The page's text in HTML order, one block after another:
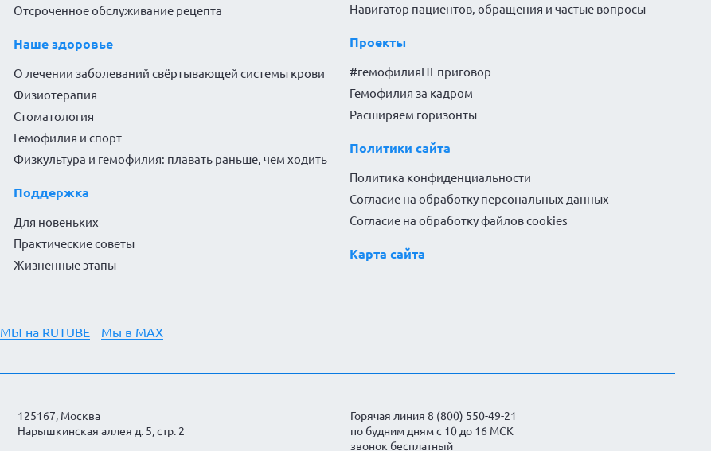
Отсроченное обслуживание рецепта
Наше здоровье
О лечении заболеваний свёртывающей системы крови
Физиотерапия
Стоматология
Гемофилия и спорт
Физкультура и гемофилия: плавать раньше, чем ходить
Поддержка
Для новеньких
Практические советы
Жизненные этапы
Навигатор пациентов, обращения и частые вопросы
Проекты
#гемофилияНЕприговор
Гемофилия за кадром
Расширяем горизонты
Политики сайта
Политика конфиденциальности
Согласие на обработку персональных данных
Согласие на обработку файлов cookies
Карта сайта
МЫ на RUTUBE Мы в MAX
125167, Москва
Нарышкинская аллея д. 5, стр. 2
Горячая линия 8 (800) 550-49-21
по будним дням с 10 до 16 МСК
звонок бесплатный